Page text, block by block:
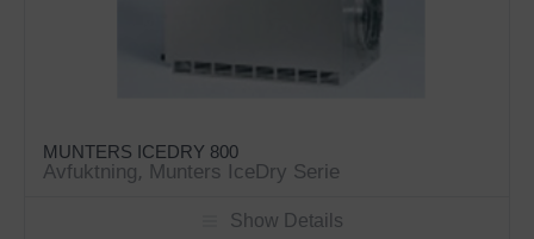
MUNTERS ICEDRY 800
Avfuktning, Munters IceDry Serie
Show Details